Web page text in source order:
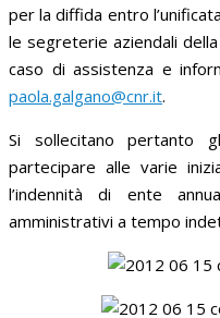
per la diffida entro
le segreterie aziendali
caso di assistenza e
paola.galgano@cnr.it.
Si sollecitano pertanto
partecipare alle varie
l’indennità di ente
amministrativi a tempo